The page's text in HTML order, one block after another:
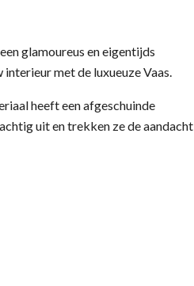
glamoureus en eigentijds
met de luxueuze Vaas.
heeft een afgeschuinde
uit en trekken ze de aandacht